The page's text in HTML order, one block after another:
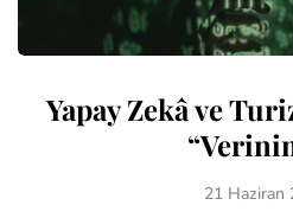
Yapay Zekâ ve
21 Haziran